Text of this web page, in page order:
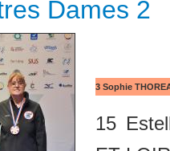
Dames 2
3 Sophie
15